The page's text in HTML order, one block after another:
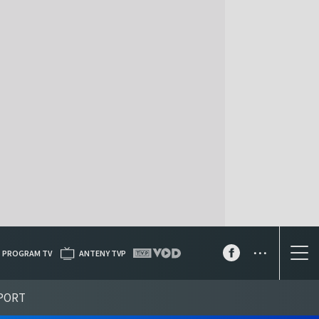
PROGRAM TV ANTENY TVP ...